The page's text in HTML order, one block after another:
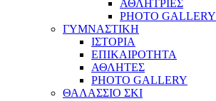
ΑΘΛΗΤΡΙΕΣ
PHOTO GALLERY
ΓΥΜΝΑΣΤΙΚΗ
ΙΣΤΟΡΙΑ
ΕΠΙΚΑΙΡΟΤΗΤΑ
ΑΘΛΗΤΕΣ
PHOTO GALLERY
ΘΑΛΑΣΣΙΟ ΣΚΙ